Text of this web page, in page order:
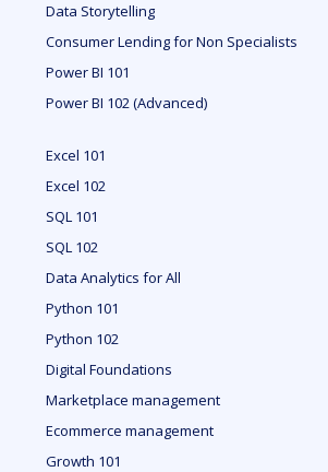
Data Storytelling
Consumer Lending for Non Specialists
Power BI 101
Power BI 102 (Advanced)
Excel 101
Excel 102
SQL 101
SQL 102
Data Analytics for All
Python 101
Python 102
Digital Foundations
Marketplace management
Ecommerce management
Growth 101